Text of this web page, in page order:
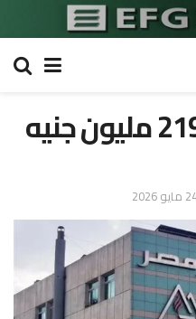
“غاز مصر” تربح 219.3 مليون جنيه